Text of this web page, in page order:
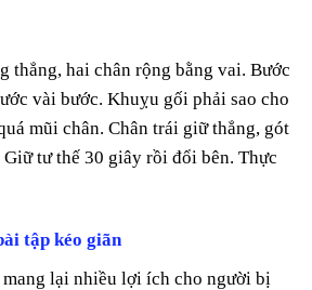
thẳng, hai chân rộng bằng vai. Bước
vài bước. Khuỵu gối phải sao cho
mũi chân. Chân trái giữ thẳng, gót
Giữ tư thế 30 giây rồi đổi bên. Thực
tập kéo giãn
mang lại nhiều lợi ích cho người bị